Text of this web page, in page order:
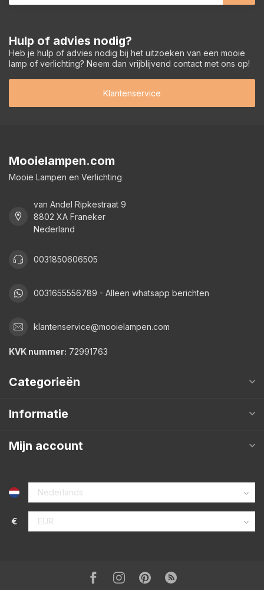
Hulp of advies nodig?
Heb je hulp of advies nodig bij het uitzoeken van een mooie
lamp of verlichting? Neem dan vrijblijvend contact met ons op!
Klantenservice
Mooielampen.com
Mooie Lampen en Verlichting
van Andel Ripkestraat 9
8802 XA Franeker
Nederland
0031850606505
0031655556789 - Alleen whatsapp berichten
klantenservice@mooielampen.com
KVK nummer: 72991763
Categorieën
Informatie
Mijn account
€